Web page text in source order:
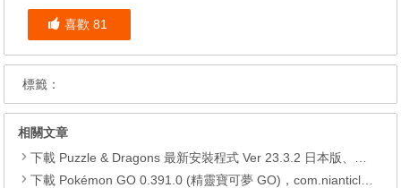
喜歡 81
標籤：
相關文章
下載 Puzzle & Dragons 最新安裝程式 Ver 23.3.2 日本版、港台版… (PAD Radar) (.apk) (.xapk)
下載 Pokémon GO 0.391.0 (精靈寶可夢 GO)，com.nianticlabs.pokemongo (.apk) (.xapk)